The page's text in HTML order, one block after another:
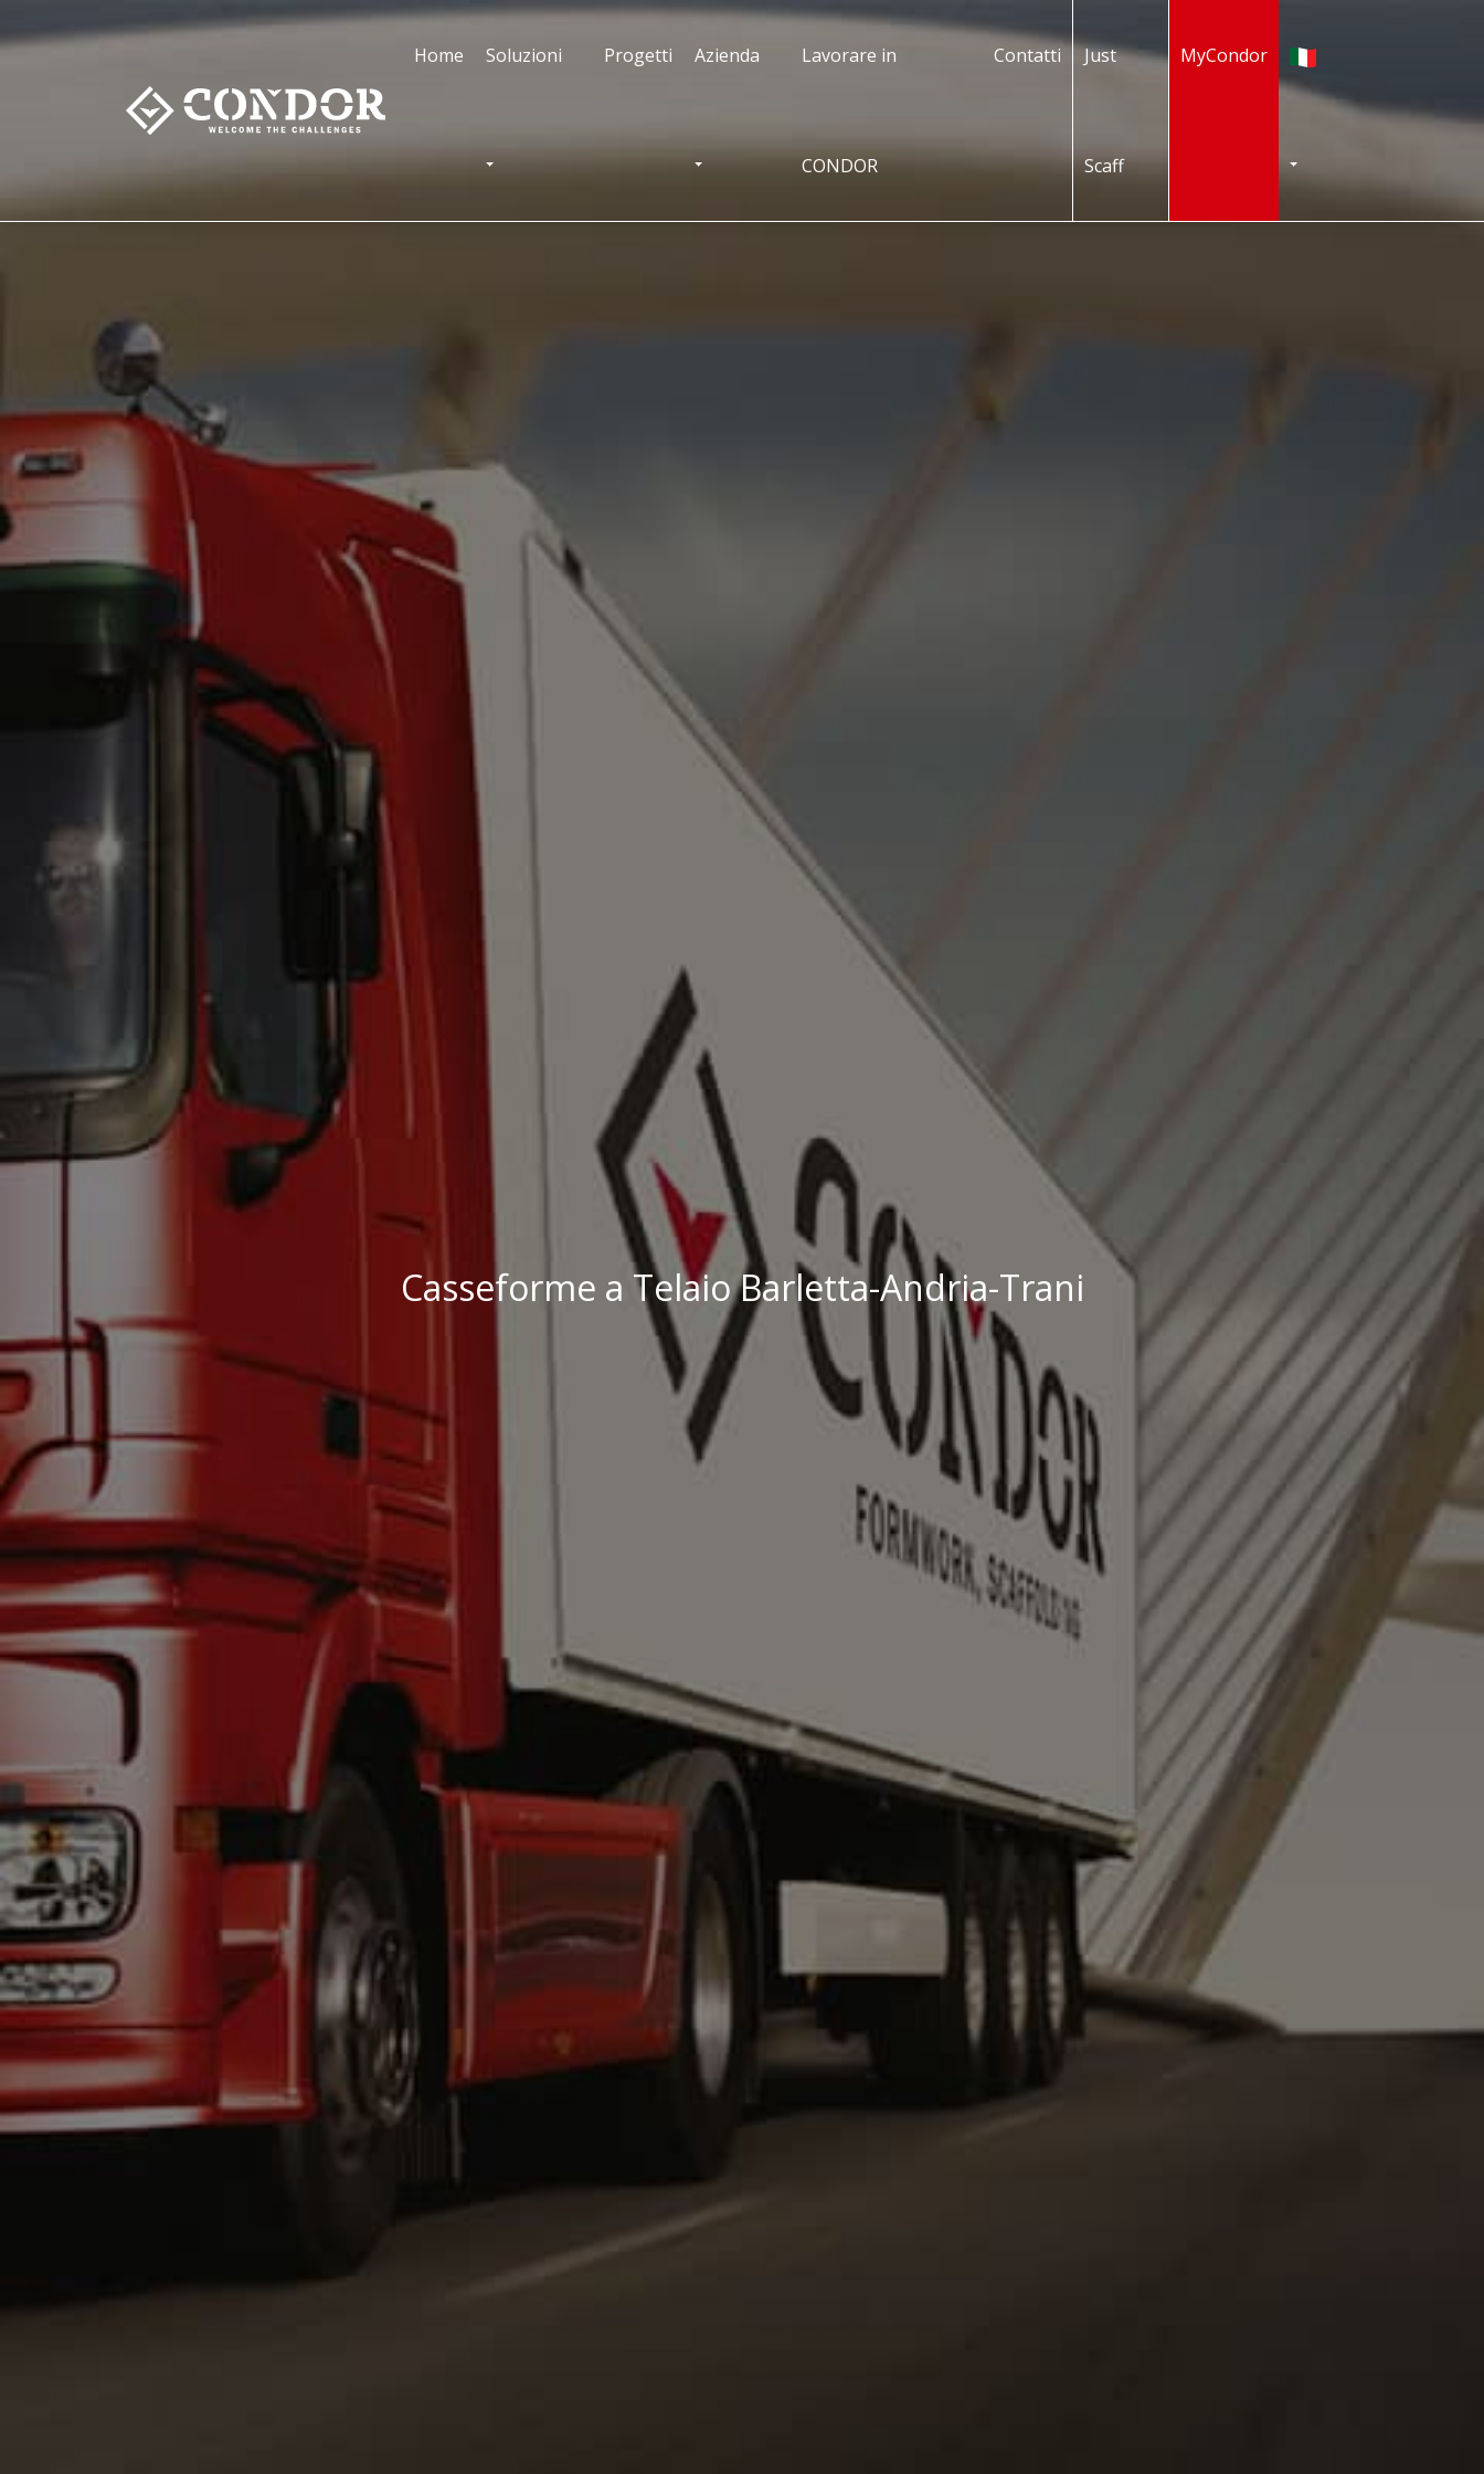
Home Soluzioni
TOGGLE DROPDOWN
Progetti Azienda
TOGGLE DROPDOWN
Lavorare in
CONDOR
Contatti Just
Scaff
MyCondor Italiano
TOGGLE DROPDOWN
Casseforme a Telaio Barletta-Andria-Trani